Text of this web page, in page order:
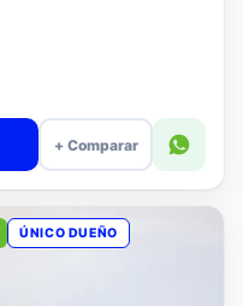
+ Comparar